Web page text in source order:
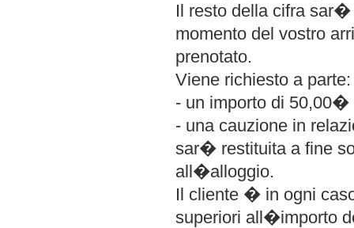
Il resto della cifra sar�
momento del vostro
prenotato.
Viene richiesto a parte:
- un importo di 50,00�
- una cauzione in
sar� restituita a fine
all�alloggio.
Il cliente � in ogni
superiori all�importo